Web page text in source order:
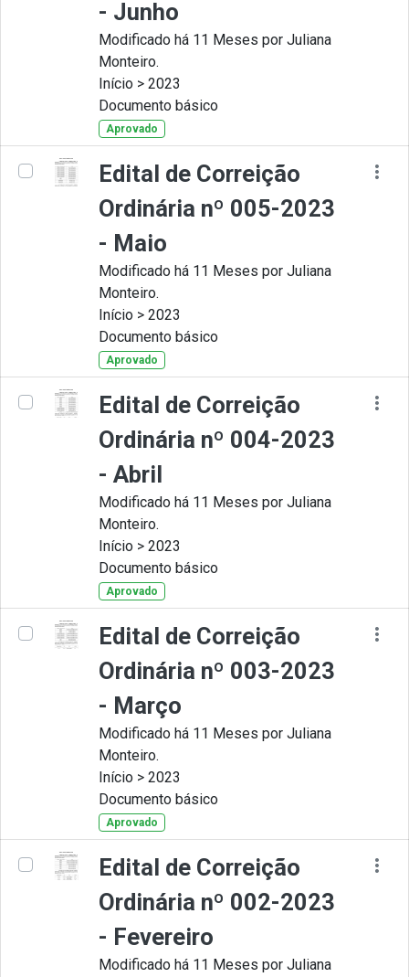
- Junho
Modificado há 11 Meses por Juliana
Monteiro.
Início > 2023
Documento básico
Aprovado
Edital de Correição
Ordinária nº 005-2023
- Maio
Modificado há 11 Meses por Juliana
Monteiro.
Início > 2023
Documento básico
Aprovado
Edital de Correição
Ordinária nº 004-2023
- Abril
Modificado há 11 Meses por Juliana
Monteiro.
Início > 2023
Documento básico
Aprovado
Edital de Correição
Ordinária nº 003-2023
- Março
Modificado há 11 Meses por Juliana
Monteiro.
Início > 2023
Documento básico
Aprovado
Edital de Correição
Ordinária nº 002-2023
- Fevereiro
Modificado há 11 Meses por Juliana